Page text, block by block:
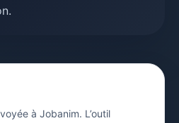
à Jobanim. L’outil